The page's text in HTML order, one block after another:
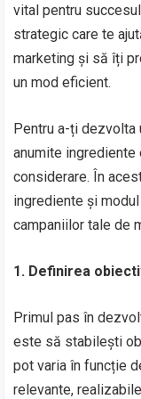
vital pentru
strategic care te
marketing și să îți
un mod eficient.
Pentru a-ți dezvolta
anumite
considerare. În
ingrediente și
campaniilor tale de
1. Definirea
Primul pas în
este să stabilești
pot varia în funcție
relevante,